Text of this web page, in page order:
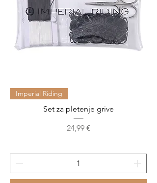
Imperial Riding
Set za pletenje grive
Cijena
24,99 €